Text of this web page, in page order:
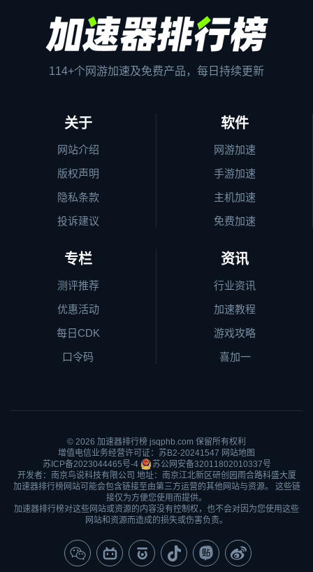
114+个网游加速及免费产品，每日持续更新
关于
网站介绍
版权声明
隐私条款
投诉建议
软件
网游加速
手游加速
主机加速
免费加速
专栏
测评推荐
优惠活动
每日CDK
口令码
资讯
行业资讯
加速教程
游戏攻略
喜加一
© 2026 加速器排行榜 jsqphb.com 保留所有权利
增值电信业务经营许可证：苏B2-20241547 网站地图
苏ICP备2023044465号-4
苏公网安备32011802010337号
开发者：南京鸟说科技有限公司 地址：南京江北新区研创园雨合路科盛大厦
加速器排行榜网站可能会包含链接至由第三方运营的其他网站与资源。 这些链
接仅为方便您使用而提供。
加速器排行榜对这些网站或资源的内容没有控制权，也不会对因为您使用这些
网站和资源而造成的损失或伤害负责。